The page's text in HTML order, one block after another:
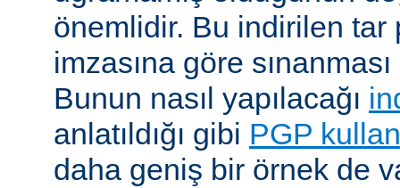
önemlidir. Bu indirilen tar
imzasına göre
Bunun nasıl yapılacağı
anlatıldığı gibi PGP
daha geniş bir örnek de